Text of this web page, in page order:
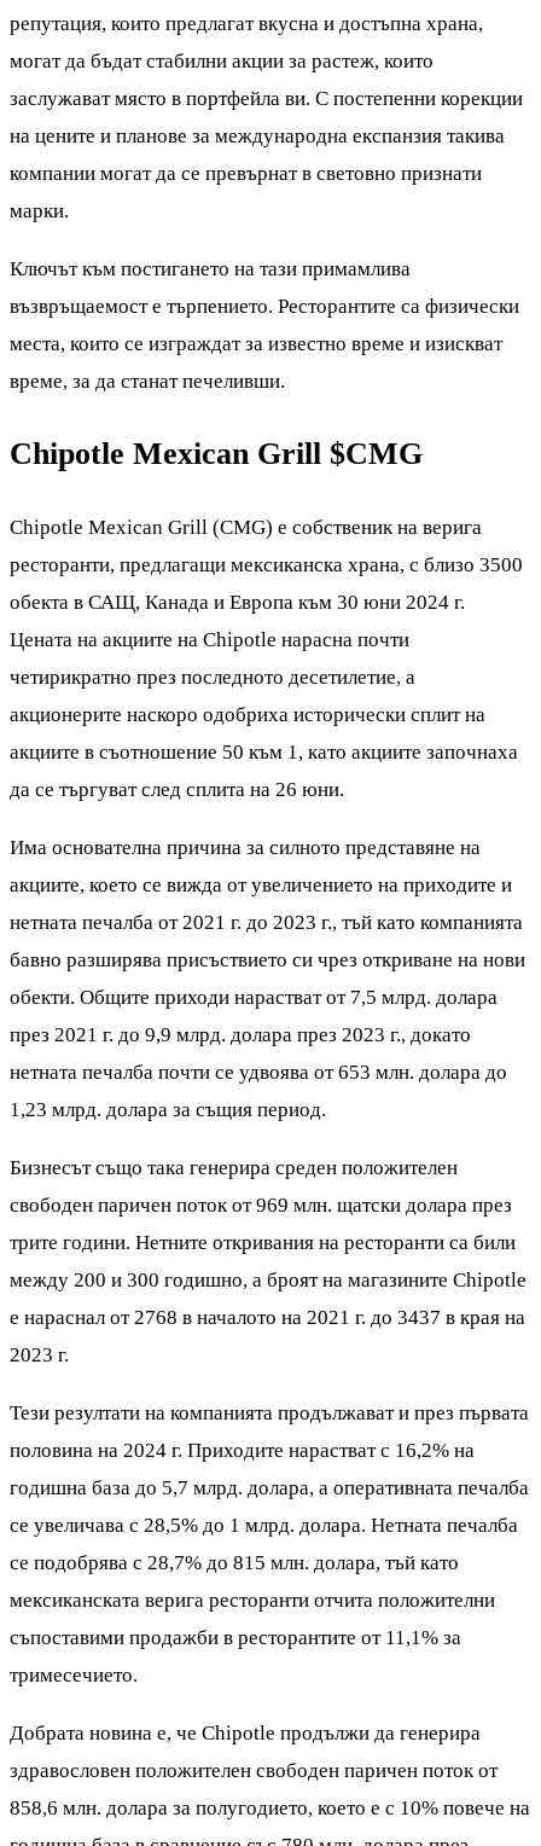
репутация, които предлагат вкусна и достъпна храна,
могат да бъдат стабилни акции за растеж, които
заслужават място в портфейла ви. С постепенни корекции
на цените и планове за международна експанзия такива
компании могат да се превърнат в световно признати
марки.
Ключът към постигането на тази примамлива
възвръщаемост е търпението. Ресторантите са физически
места, които се изграждат за известно време и изискват
време, за да станат печеливши.
Chipotle Mexican Grill $CMG
Chipotle Mexican Grill (CMG) е собственик на верига
ресторанти, предлагащи мексиканска храна, с близо 3500
обекта в САЩ, Канада и Европа към 30 юни 2024 г.
Цената на акциите на Chipotle нарасна почти
четирикратно през последното десетилетие, а
акционерите наскоро одобриха исторически сплит на
акциите в съотношение 50 към 1, като акциите започнаха
да се търгуват след сплита на 26 юни.
Има основателна причина за силното представяне на
акциите, което се вижда от увеличението на приходите и
нетната печалба от 2021 г. до 2023 г., тъй като компанията
бавно разширява присъствието си чрез откриване на нови
обекти. Общите приходи нарастват от 7,5 млрд. долара
през 2021 г. до 9,9 млрд. долара през 2023 г., докато
нетната печалба почти се удвоява от 653 млн. долара до
1,23 млрд. долара за същия период.
Бизнесът също така генерира среден положителен
свободен паричен поток от 969 млн. щатски долара през
трите години. Нетните откривания на ресторанти са били
между 200 и 300 годишно, а броят на магазините Chipotle
е нараснал от 2768 в началото на 2021 г. до 3437 в края на
2023 г.
Тези резултати на компанията продължават и през първата
половина на 2024 г. Приходите нарастват с 16,2% на
годишна база до 5,7 млрд. долара, а оперативната печалба
се увеличава с 28,5% до 1 млрд. долара. Нетната печалба
се подобрява с 28,7% до 815 млн. долара, тъй като
мексиканската верига ресторанти отчита положителни
съпоставими продажби в ресторантите от 11,1% за
тримесечието.
Добрата новина е, че Chipotle продължи да генерира
здравословен положителен свободен паричен поток от
858,6 млн. долара за полугодието, което е с 10% повече на